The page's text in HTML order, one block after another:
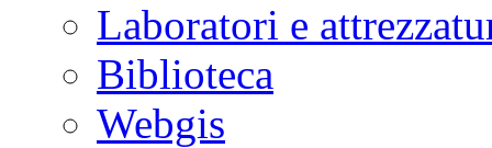
Laboratori e
Biblioteca
Webgis